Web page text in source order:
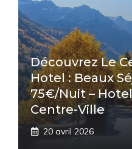
Découvrez Le
Hotel : Beaux
75€/nuit –
Centre-Ville
20 avril 2026